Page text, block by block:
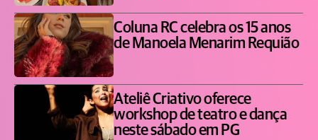
Coluna RC celebra os 15 anos
de Manoela Menarim Requião
Ateliê Criativo oferece
workshop de teatro e dança
neste sábado em PG